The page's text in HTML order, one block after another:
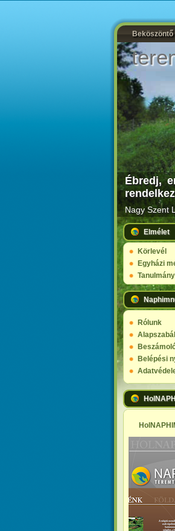
Beköszöntő
Ébredj,
Nagy Szent
Elmélet
Körlevél
Egyházi
Rólunk
Belépési